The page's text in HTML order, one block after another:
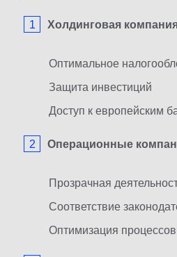
Холдинговая
Оптимальное
Защита инвестиций
Доступ к европейским
Операционные
Прозрачная
Соответствие
Оптимизация процессов